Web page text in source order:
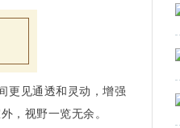
更见通透和灵动，增强
，视野一览无余。